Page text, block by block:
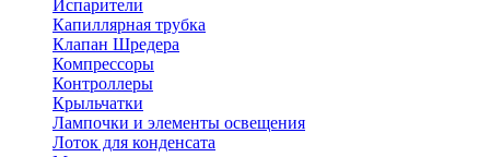
Испарители
Капиллярная трубка
Клапан Шредера
Компрессоры
Контроллеры
Крыльчатки
Лампочки и элементы освещения
Лоток для конденсата